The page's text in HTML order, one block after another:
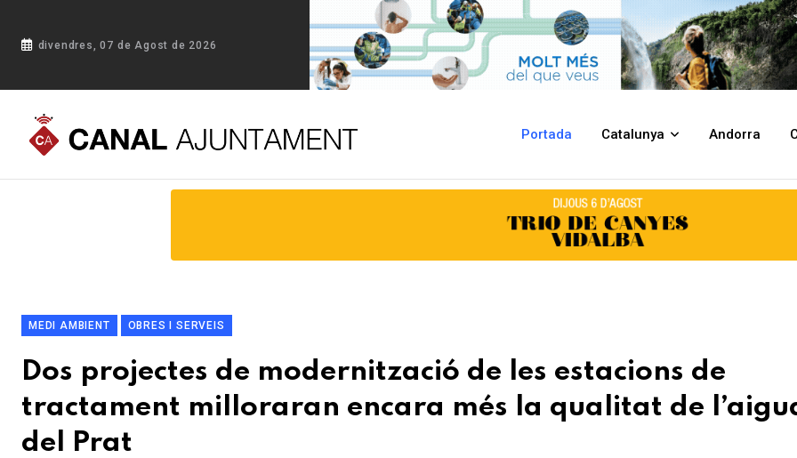
divendres, 07 de Agost de 2026
Portada Catalunya Andorra
Portada Blog Dos projectes de modernització de les estacions de tractament milloraran encara més la qualitat de l’aigua del Prat
MEDI AMBIENT OBRES I SERVEIS
Dos projectes de modernització de les estacions de
tractament milloraran encara més la qualitat de
del Prat